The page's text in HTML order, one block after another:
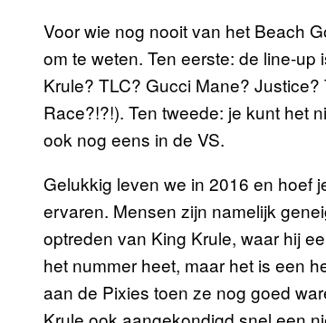
Voor wie nog nooit van het Beach
om te weten. Ten eerste: de line-
Krule? TLC? Gucci Mane?
Race?!?!). Ten tweede: je kunt het
ook nog eens in de VS.
Gelukkig leven we in 2016 en hoef
ervaren. Mensen zijn namelijk
optreden van King Krule, waar hij
het nummer heet, maar het is een
aan de Pixies toen ze nog goed